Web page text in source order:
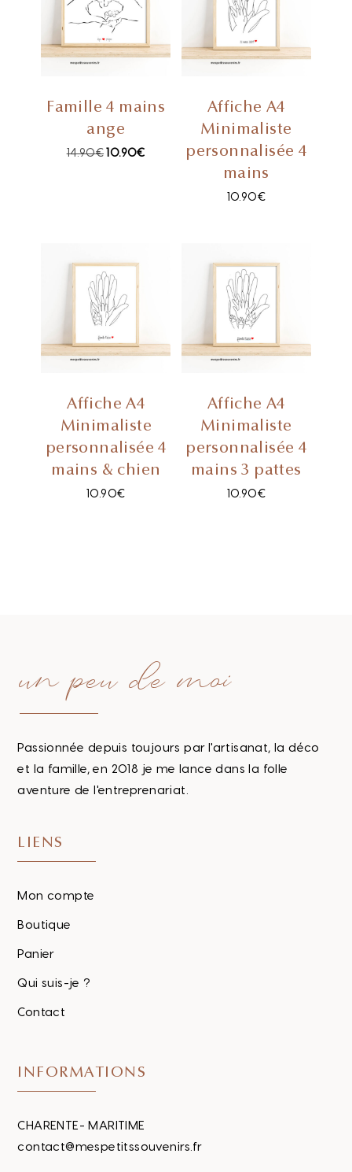
Famille 4 mains
ange
14.90€ 10.90€
Affiche A4
Minimaliste
personnalisée 4
mains
10.90€
Affiche A4
Minimaliste
personnalisée 4
mains & chien
10.90€
Affiche A4
Minimaliste
personnalisée 4
mains 3 pattes
10.90€
un peu de moi
Passionnée depuis toujours par l'artisanat, la déco
et la famille, en 2018 je me lance dans la folle
aventure de l'entreprenariat.
LIENS
Mon compte
Boutique
Panier
Qui suis-je ?
Contact
INFORMATIONS
CHARENTE- MARITIME
contact@mespetitssouvenirs.fr